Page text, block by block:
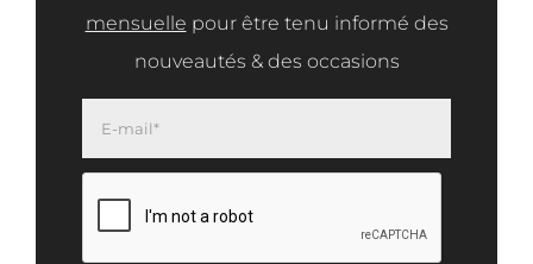
mensuelle pour être tenu informé des
nouveautés & des occasions